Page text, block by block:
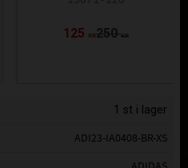
125 KR250 KR
1 st i lager
ADI23-IA0408-BR-XS